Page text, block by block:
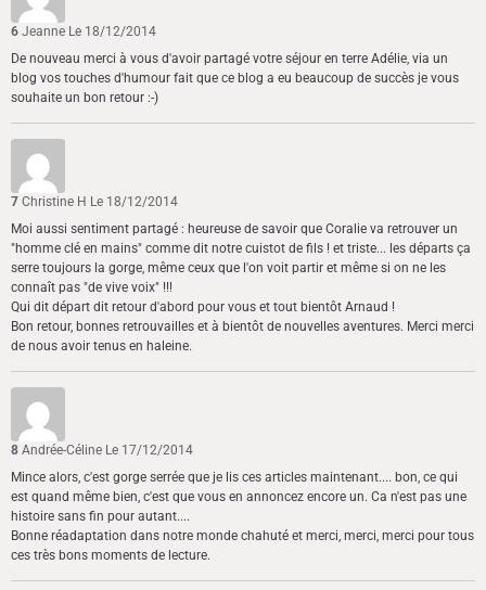
6 Jeanne Le 18/12/2014
De nouveau merci à vous d'avoir partagé votre séjour en terre Adélie, via un
blog vos touches d'humour fait que ce blog a eu beaucoup de succès je vous
souhaite un bon retour :-)
7 Christine H Le 18/12/2014
Moi aussi sentiment partagé : heureuse de savoir que Coralie va retrouver un
"homme clé en mains" comme dit notre cuistot de fils ! et triste... les départs ça
serre toujours la gorge, même ceux que l'on voit partir et même si on ne les
connaît pas "de vive voix" !!!
Qui dit départ dit retour d'abord pour vous et tout bientôt Arnaud !
Bon retour, bonnes retrouvailles et à bientôt de nouvelles aventures. Merci merci
de nous avoir tenus en haleine.
8 Andrée-Céline Le 17/12/2014
Mince alors, c'est gorge serrée que je lis ces articles maintenant.... bon, ce qui
est quand même bien, c'est que vous en annoncez encore un. Ca n'est pas une
histoire sans fin pour autant....
Bonne réadaptation dans notre monde chahuté et merci, merci, merci pour tous
ces très bons moments de lecture.